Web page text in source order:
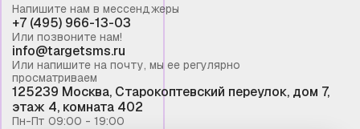
Напишите нам в мессенджеры
+7 (495) 966-13-03
Или позвоните нам!
info@targetsms.ru
Или напишите на почту, мы ее регулярно
просматриваем
125239 Москва, Старокоптевский переулок, дом 7,
этаж 4, комната 402
Пн-Пт 09:00 - 19:00